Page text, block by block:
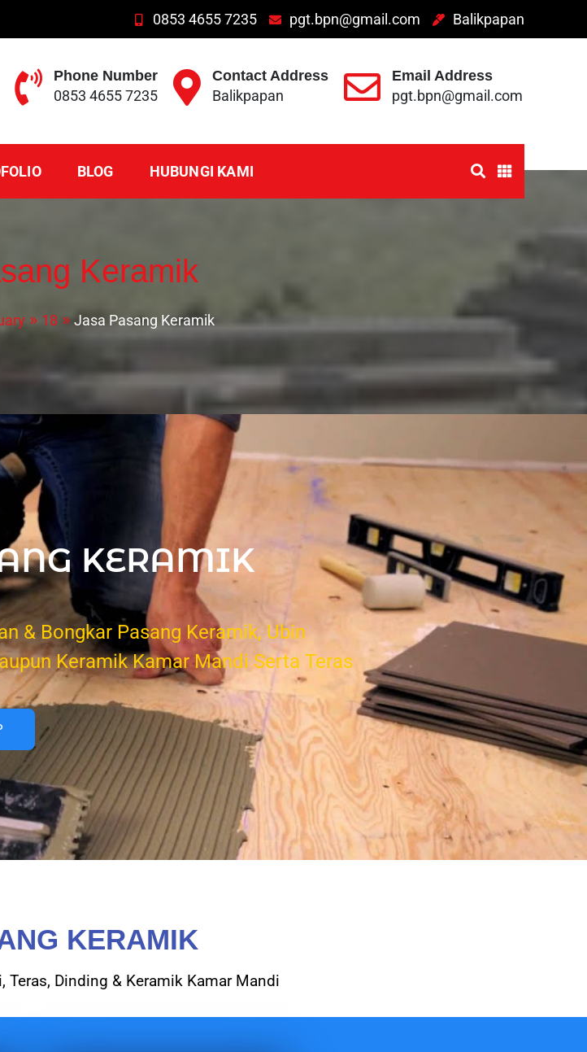
0853 4655 7235 pgt.bpn@gmail.com Balikpapan
Phone Number
0853 4655 7235
Contact Address
Balikpapan
Email Address
pgt.bpn@gmail.com
BLOG HUBUNGI KAMI
Keramik
18 Jasa Pasang Keramik
KERAMIK
& Bongkar Pasang Keramik, Ubin
Keramik Kamar Mandi Serta Teras
KERAMIK
Teras, Dinding & Keramik Kamar Mandi